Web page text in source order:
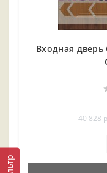
Входная дверь
40 828